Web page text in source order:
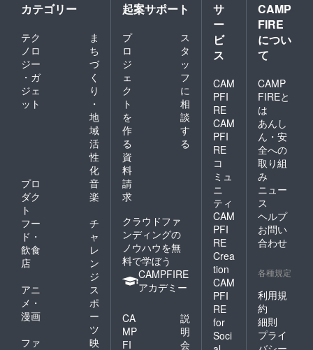
カテゴリー
テク
ノロ
ジー
・ガ
ジェ
ット
ま
ち
づ
く
り
・
地
域
活
性
化
プロ
ダク
ト
音
楽
フー
ド・
飲食
店
チ
ャ
レ
ン
ジ
アニ
メ・
漫画
ス
ポ
ー
ツ
ファ
映
起案サポート
プ
ロ
ジ
ェ
ク
ト
を
作
る
ス
タ
ッ
フ
に
相
談
す
る
資
料
請
求
クラウドファ
ンディングの
ノウハウを無
料で学ぼう
CAMPFIRE
アカデミー
CA
MP
FI
説
明
会
サ
ー
ビ
ス
CAM
PFI
RE
CAM
PFI
RE
コ
ミュ
ニ
ティ
CAM
PFI
RE
Crea
tion
CAM
PFI
RE
for
Soci
CAMP
FIRE
につい
て
CAMP
FIREと
は
あんし
ん・安
全への
取り組
み
ニュー
ス
ヘルプ
お問い
合わせ
各種規定
利用規
約
細則
プライ